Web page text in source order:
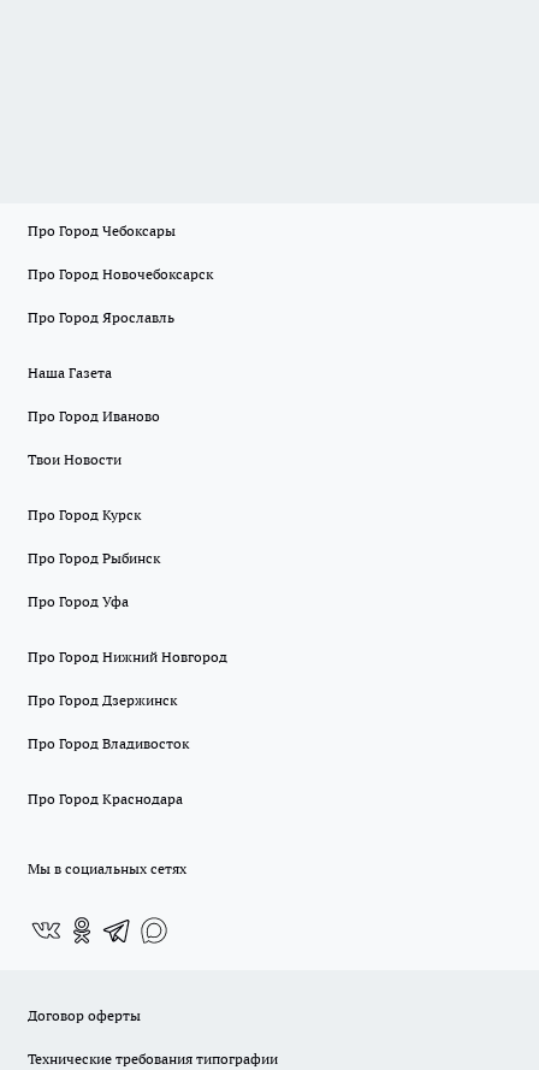
Про Город Чебоксары
Про Город Новочебоксарск
Про Город Ярославль
Наша Газета
Про Город Иваново
Твои Новости
Про Город Курск
Про Город Рыбинск
Про Город Уфа
Про Город Нижний Новгород
Про Город Дзержинск
Про Город Владивосток
Про Город Краснодара
Мы в социальных сетях
Договор оферты
Технические требования типографии